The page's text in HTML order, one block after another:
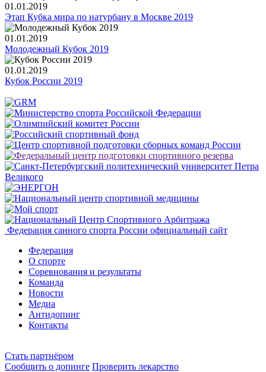
01.01.2019
Этап Кубка мира по натурбану в Москве 2019
01.01.2019
Молодежный Кубок 2019
01.01.2019
Кубок России 2019
Федерация санного спорта России официальный сайт
Федерация
О спорте
Соревнования и результаты
Команда
Новости
Медиа
Антидопинг
Контакты
Cтать партнёром
Сообщить о допинге Проверить лекарство